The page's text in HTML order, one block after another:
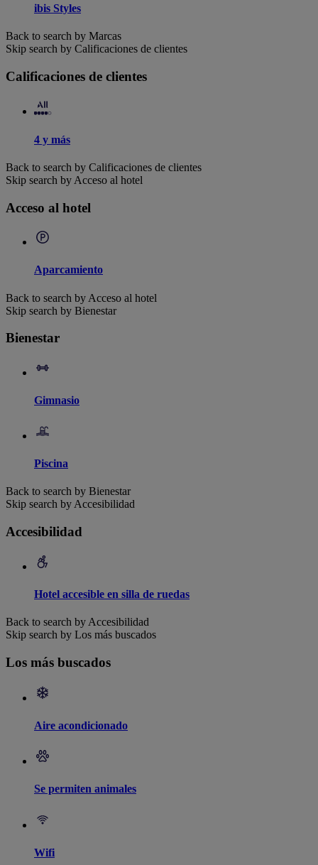
ibis Styles
Back to search by Marcas
Skip search by Calificaciones de clientes
Calificaciones de clientes
4 y más
Back to search by Calificaciones de clientes
Skip search by Acceso al hotel
Acceso al hotel
Aparcamiento
Back to search by Acceso al hotel
Skip search by Bienestar
Bienestar
Gimnasio
Piscina
Back to search by Bienestar
Skip search by Accesibilidad
Accesibilidad
Hotel accesible en silla de ruedas
Back to search by Accesibilidad
Skip search by Los más buscados
Los más buscados
Aire acondicionado
Se permiten animales
Wifi